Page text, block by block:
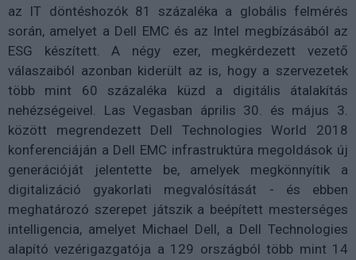
az IT döntéshozók 81 százaléka a globális felmérés
során, amelyet a Dell EMC és az Intel megbízásából az
ESG készített. A négy ezer, megkérdezett vezető
válaszaiból azonban kiderült az is, hogy a szervezetek
több mint 60 százaléka küzd a digitális átalakítás
nehézségeivel. Las Vegasban április 30. és május 3.
között megrendezett Dell Technologies World 2018
konferenciáján a Dell EMC infrastruktúra megoldások új
generációját jelentette be, amelyek megkönnyítik a
digitalizáció gyakorlati megvalósítását - és ebben
meghatározó szerepet játszik a beépített mesterséges
intelligencia, amelyet Michael Dell, a Dell Technologies
alapító vezérigazgatója a 129 országból több mint 14